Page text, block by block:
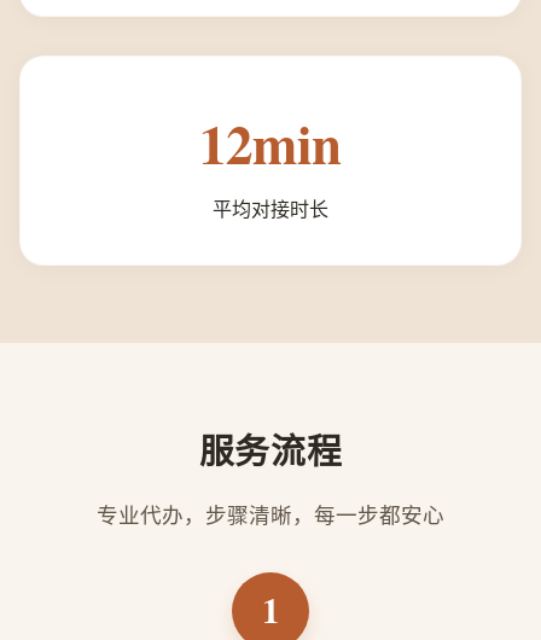
12min
平均对接时长
服务流程
专业代办，步骤清晰，每一步都安心
1